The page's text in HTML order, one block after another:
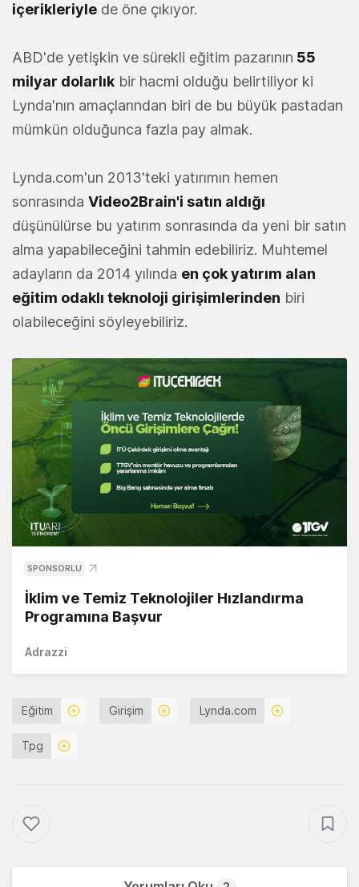
içerikleriyle de öne çıkıyor.
ABD'de yetişkin ve sürekli eğitim pazarının 55
milyar dolarlık bir hacmi olduğu belirtiliyor ki
Lynda'nın amaçlarından biri de bu büyük pastadan
mümkün olduğunca fazla pay almak.
Lynda.com'un 2013'teki yatırımın hemen
sonrasında Video2Brain'i satın aldığı
düşünülürse bu yatırım sonrasında da yeni bir satın
alma yapabileceğini tahmin edebiliriz. Muhtemel
adayların da 2014 yılında en çok yatırım alan
eğitim odaklı teknoloji girişimlerinden biri
olabileceğini söyleyebiliriz.
SPONSORLU
İklim ve Temiz Teknolojiler Hızlandırma
Programına Başvur
Adrazzi
Eğitim Girişim Lynda.com
Tpg